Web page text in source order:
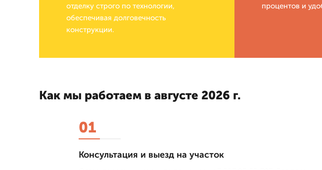
отделку строго по технологии,
обеспечивая долговечность
конструкции.
процентов и
Как мы работаем в августе 2026 г.
01
Консультация и выезд на участок